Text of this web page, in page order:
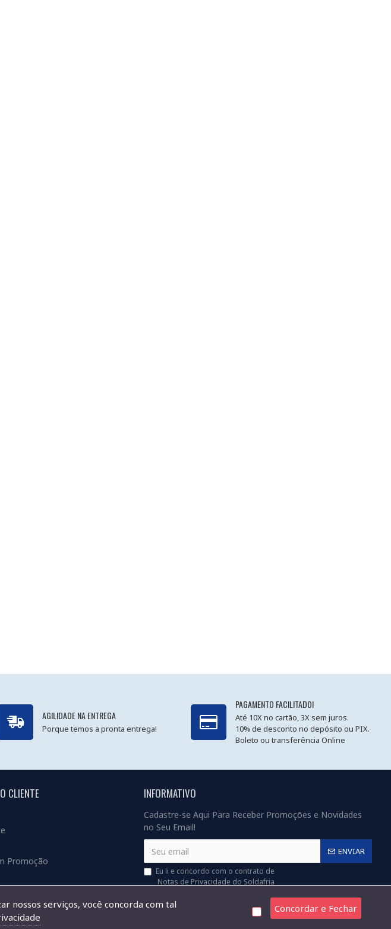
AGILIDADE NA ENTREGA
Porque temos a pronta entrega!
PAGAMENTO FACILITADO!
Até 10X no cartão, 3X sem juros.
10% de desconto no depósito ou PIX.
Boleto ou transferência Online
CLIENTE
Promoção
INFORMATIVO
Cadastre-se Aqui Para Receber Promoções e Novidades
no Seu Email!
ENVIAR
Eu li e concordo com o contrato de
Notas de Privacidade do Soldafria
nossos serviços, você concorda com tal
Concordar e Fechar